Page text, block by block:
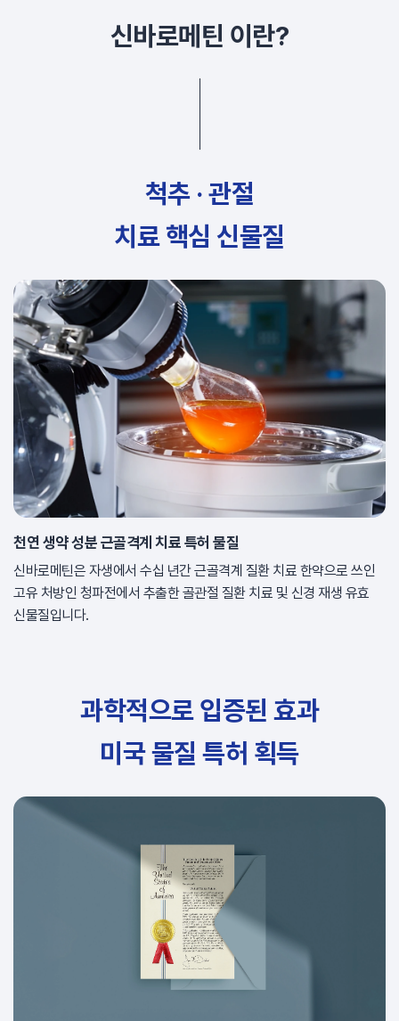
신바로메틴 이란?
척추 · 관절
치료 핵심 신물질
천연 생약 성분 근골격계 치료 특허 물질
신바로메틴은 자생에서 수십 년간 근골격계 질환 치료 한약으로 쓰인
고유 처방인 청파전에서 추출한 골관절 질환 치료 및 신경 재생 유효
신물질입니다.
과학적으로 입증된 효과
미국 물질 특허 획득